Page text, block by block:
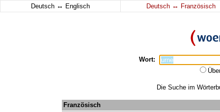
Deutsch ↔ Englisch Deutsch ↔ Französisch
Wort:
Die Suche im
Französisch